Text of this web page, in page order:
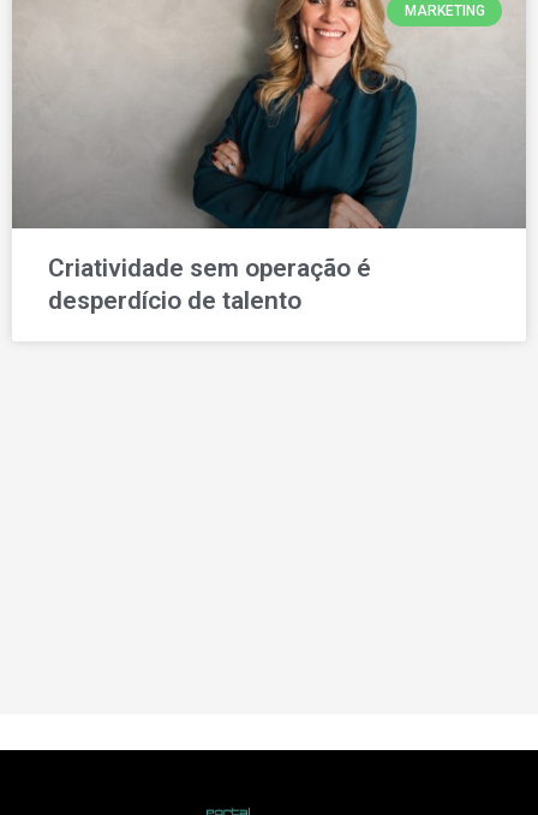
MARKETING
Criatividade sem operação é
desperdício de talento